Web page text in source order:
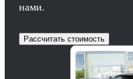
нами.
Рассчитать стоимость